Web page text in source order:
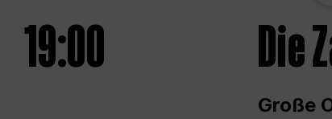
19:00 Die
Große